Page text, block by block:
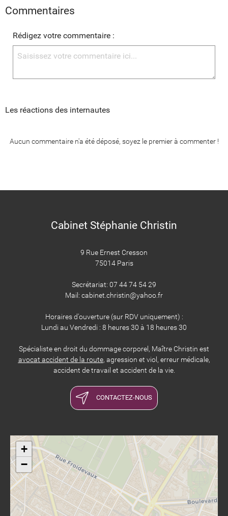
Commentaires
Rédigez votre commentaire :
Les réactions des internautes
Aucun commentaire n'a été déposé, soyez le premier à commenter !
Cabinet Stéphanie Christin
9 Rue Ernest Cresson
75014 Paris
​​​​​​​Secrétariat: 07 44 74 54 29
Mail: cabinet.christin@yahoo.fr
Horaires d'ouverture (sur RDV uniquement) :
Lundi au Vendredi : 8 heures 30 à 18 heures 30
Spécialiste en droit du dommage corporel, Maître Christin est
avocat accident de la route, agression et viol, erreur médicale,
accident de travail et accident de la vie.
CONTACTEZ-NOUS
+
−